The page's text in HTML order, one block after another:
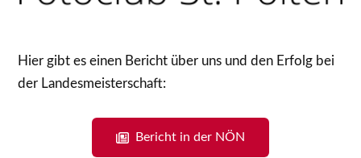
Hier gibt es einen Bericht über uns und den Erfolg bei
der Landesmeisterschaft:
Bericht in der NÖN